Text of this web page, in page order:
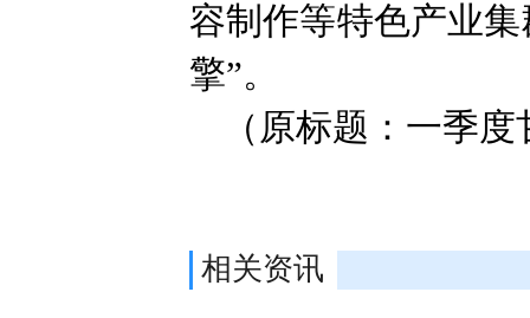
容制作等特色产业
擎”。
（原标题：一季
相关资讯